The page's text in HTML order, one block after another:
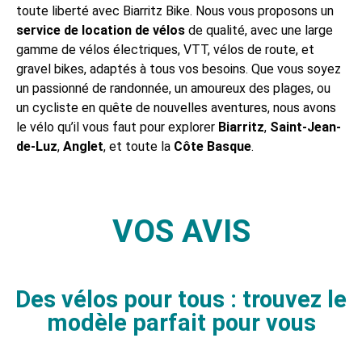
toute liberté avec Biarritz Bike. Nous vous proposons un
service de location de vélos de qualité, avec une large
gamme de vélos électriques, VTT, vélos de route, et
gravel bikes, adaptés à tous vos besoins. Que vous soyez
un passionné de randonnée, un amoureux des plages, ou
un cycliste en quête de nouvelles aventures, nous avons
le vélo qu’il vous faut pour explorer Biarritz, Saint-Jean-
de-Luz, Anglet, et toute la Côte Basque.
VOS AVIS
Des vélos pour tous : trouvez le
modèle parfait pour vous